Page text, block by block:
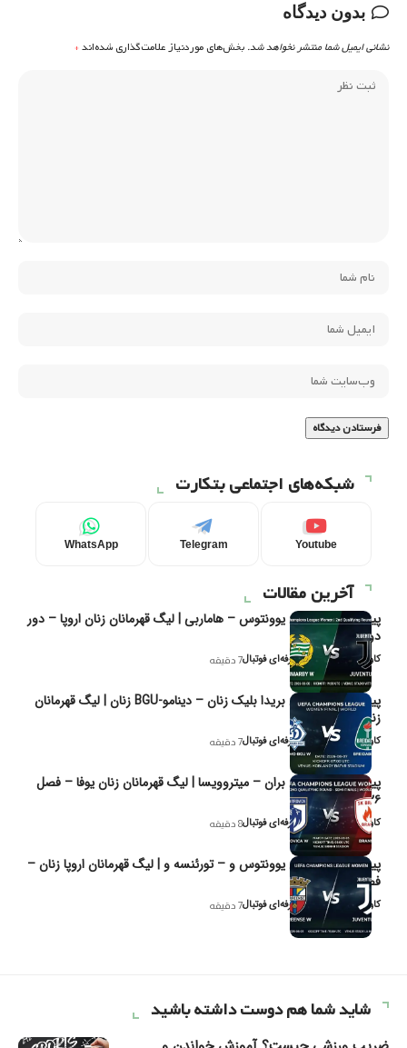
بدون دیدگاه
نشانی ایمیل شما منتشر نخواهد شد. بخش‌های موردنیاز علامت‌گذاری شده‌اند*
شبکه‌های اجتماعی بتکارت
Youtube
Telegram
WhatsApp
آخرین مقالات
پیش‌بینی و تحلیل یوونتوس – هاماربی | لیگ قهرمانان زنان اروپا – دور
دوم مرحله
کاوه نیک‌فر، تحلیل‌گر حرفه‌ای فوتبال7 دقیقه
پیش‌بینی و تحلیل بریدا بلیک زنان – دینامو-BGU زنان | لیگ قهرمانان
زنان یوفا
کاوه نیک‌فر، تحلیل‌گر حرفه‌ای فوتبال7 دقیقه
پیش‌بینی و تحلیل بران – میتروویسا | لیگ قهرمانان زنان یوفا – فصل
۲۰۲۶
کاوه نیک‌فر، تحلیل‌گر حرفه‌ای فوتبال8 دقیقه
پیش‌بینی و تحلیل یوونتوس و – تورئنسه و | لیگ قهرمانان اروپا زنان –
فصل ۲۰۲۶
کاوه نیک‌فر، تحلیل‌گر حرفه‌ای فوتبال7 دقیقه
شاید شما هم دوست داشته باشید